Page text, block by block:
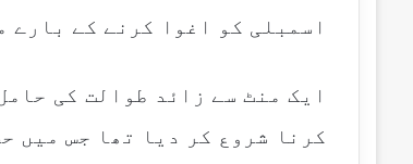
اسمبلی کو اغوا کرنے کے بارے
ایک منٹ سے زائد طوالت کی
کرنا شروع کر دیا تھا جس میں